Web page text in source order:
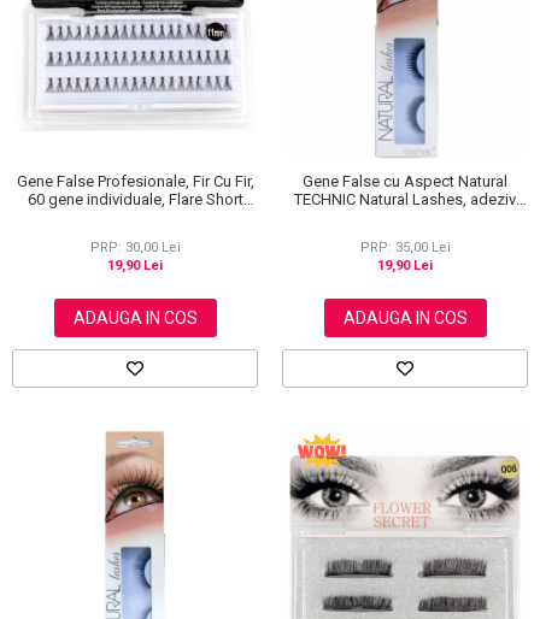
Gene False Profesionale, Fir Cu Fir,
60 gene individuale, Flare Short
PRP: 30,00 Lei
19,90 Lei
ADAUGA IN COS
Gene False cu Aspect Natural
TECHNIC Natural Lashes, adeziv
PRP: 35,00 Lei
19,90 Lei
ADAUGA IN COS